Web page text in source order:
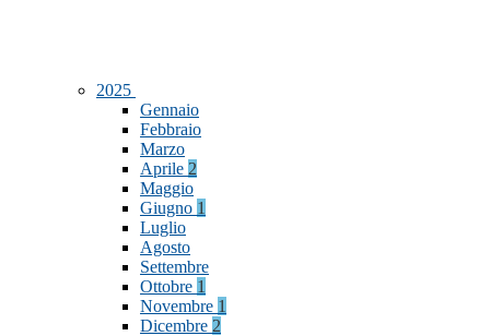
2025
Gennaio
Febbraio
Marzo
Aprile 2
Maggio
Giugno 1
Luglio
Agosto
Settembre
Ottobre 1
Novembre 1
Dicembre 2